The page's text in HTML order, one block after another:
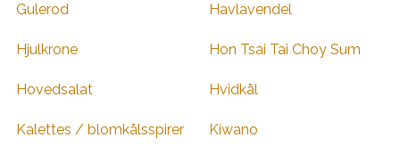
Gulerod Havlavendel
Hjulkrone Hon Tsai Tai Choy Sum
Hovedsalat Hvidkål
Kalettes / blomkålsspirer Kiwano